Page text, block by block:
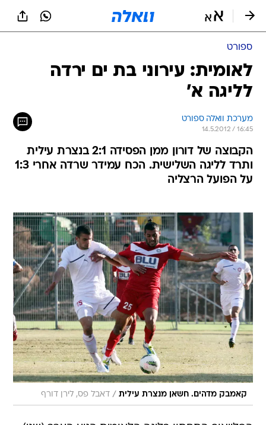
ספורט
לאומית: עירוני בת ים ירדה
לליגה א'
מערכת וואלה ספורט
14.5.2012 / 16:45
הקבוצה של דורון ממן הפסידה 2:1 בנצרת עילית
ותרד לליגה השלישית. הכח עמידר שרדה אחרי 1:3
על הפועל הרצליה
קאמבק מדהים. חשאן מנצרת עילית / דאבל פס, לירן דורף